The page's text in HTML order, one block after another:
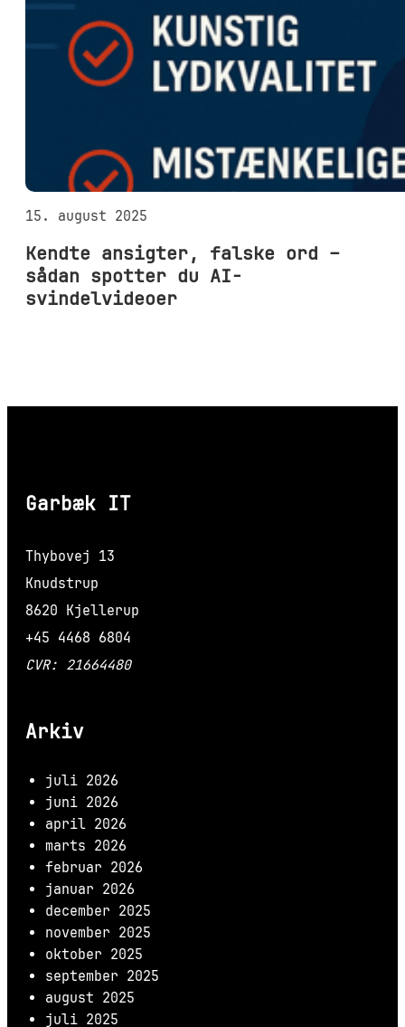
15. august 2025
Kendte ansigter, falske ord –
sådan spotter du AI-
svindelvideoer
Garbæk IT
Thybovej 13
Knudstrup
8620 Kjellerup
+45 4468 6804
CVR: 21664480
Arkiv
juli 2026
juni 2026
april 2026
marts 2026
februar 2026
januar 2026
december 2025
november 2025
oktober 2025
september 2025
august 2025
juli 2025